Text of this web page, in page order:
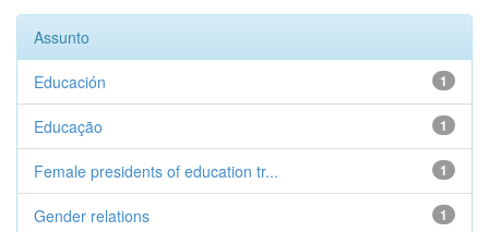
Assunto
1
Educación
1
Educação
1
Female presidents of education tr...
1
Gender relations